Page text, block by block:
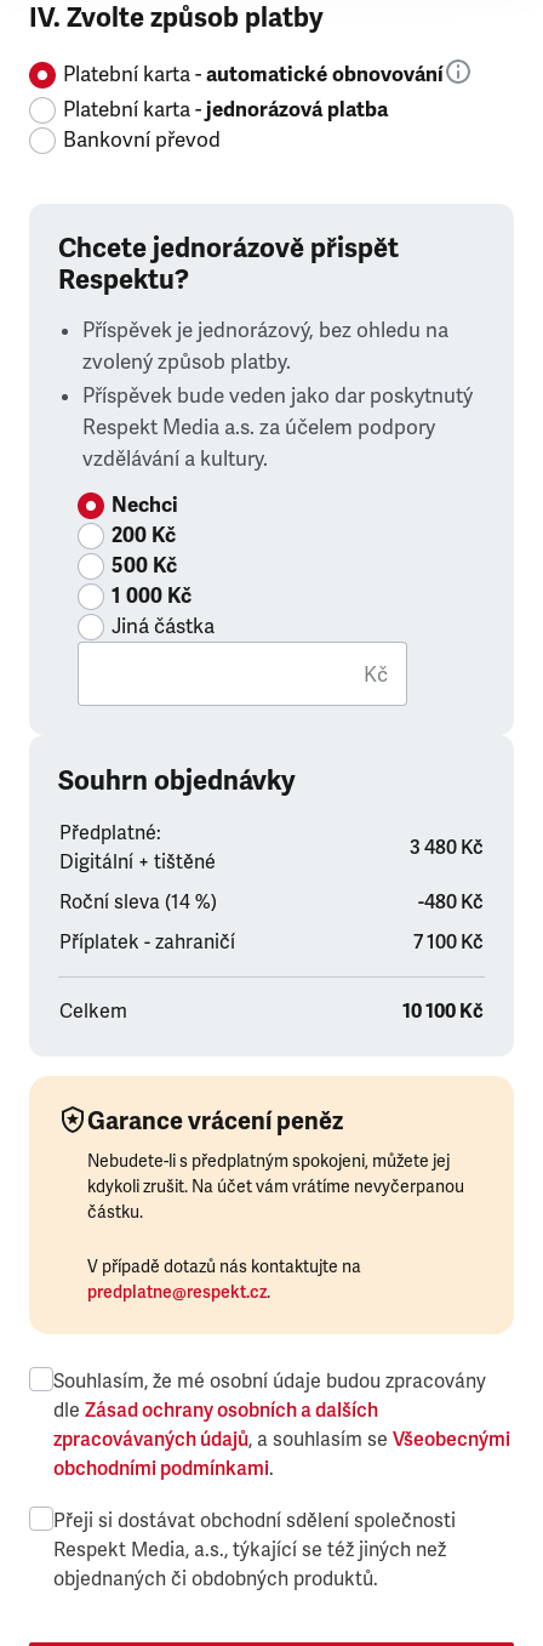
IV. Zvolte způsob platby
Platební karta -automatické obnovování
Platební karta -jednorázová platba
Bankovní převod
Chcete jednorázově přispět
Respektu?
Příspěvek je jednorázový, bez ohledu na
zvolený způsob platby.
Příspěvek bude veden jako dar poskytnutý
Respekt Media a.s. za účelem podpory
vzdělávání a kultury.
Nechci
200 Kč
500 Kč
1 000 Kč
Jiná částka
Kč
Souhrn objednávky
Předplatné:
Digitální + tištěné
3 480 Kč
Roční sleva (14 %)
-480 Kč
Příplatek - zahraničí
7 100 Kč
Celkem 10 100 Kč
Garance vrácení peněz
Nebudete-li s předplatným spokojeni, můžete jej
kdykoli zrušit. Na účet vám vrátíme nevyčerpanou
částku.
V případě dotazů nás kontaktujte na
predplatne@respekt.cz.
Souhlasím, že mé osobní údaje budou zpracovány
dle Zásad ochrany osobních a dalších
zpracovávaných údajů, a souhlasím se Všeobecnými
obchodními podmínkami.
Přeji si dostávat obchodní sdělení společnosti
Respekt Media, a.s., týkající se též jiných než
objednaných či obdobných produktů.